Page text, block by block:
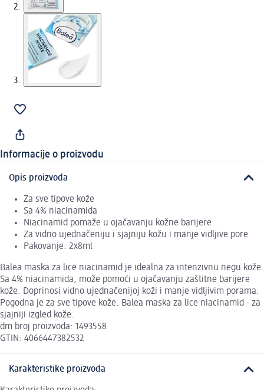
Informacije o proizvodu
Opis proizvoda
Za sve tipove kože
Sa 4% niacinamida
Niacinamid pomaže u ojačavanju kožne barijere
Za vidno ujednačeniju i sjajniju kožu i manje vidljive pore
Pakovanje: 2x8ml
Balea maska za lice niacinamid je idealna za intenzivnu negu kože.
Sa 4% niacinamida, može pomoći u ojačavanju zaštitne barijere
kože. Doprinosi vidno ujednačenijoj koži i manje vidljivim porama.
Pogodna je za sve tipove kože. Balea maska za lice niacinamid - za
sjajniji izgled kože.
dm broj proizvoda: 1493558
GTIN: 4066447382532
Karakteristike proizvoda